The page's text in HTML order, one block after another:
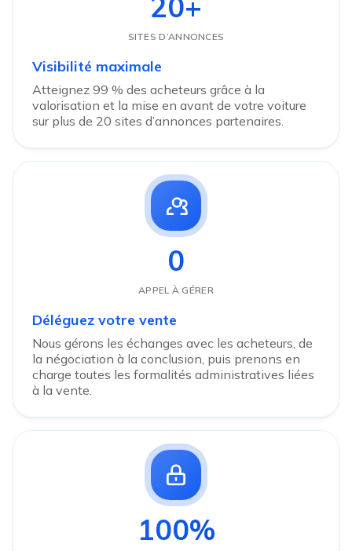
SITES D’ANNONCES
Visibilité maximale
Atteignez 99 % des acheteurs grâce à la
valorisation et la mise en avant de votre voiture
sur plus de 20 sites d’annonces partenaires.
0
APPEL À GÉRER
Déléguez votre vente
Nous gérons les échanges avec les acheteurs, de
la négociation à la conclusion, puis prenons en
charge toutes les formalités administratives liées
à la vente.
100%